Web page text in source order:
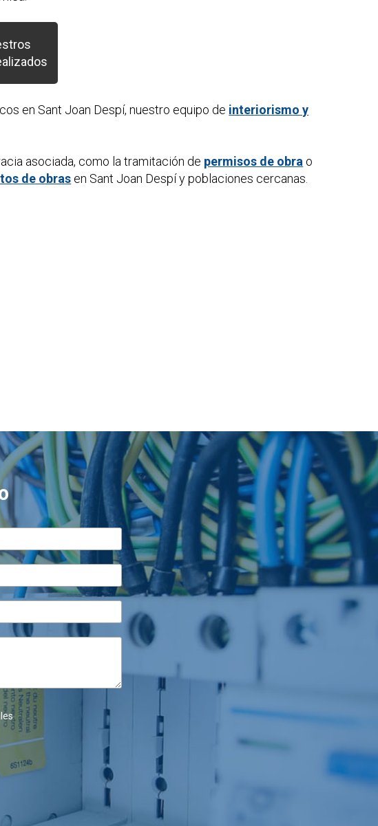
en Sant Joan Despí, nuestro equipo de interiorismo y
asociada, como la tramitación de permisos de obra o
de obras en Sant Joan Despí y poblaciones cercanas.